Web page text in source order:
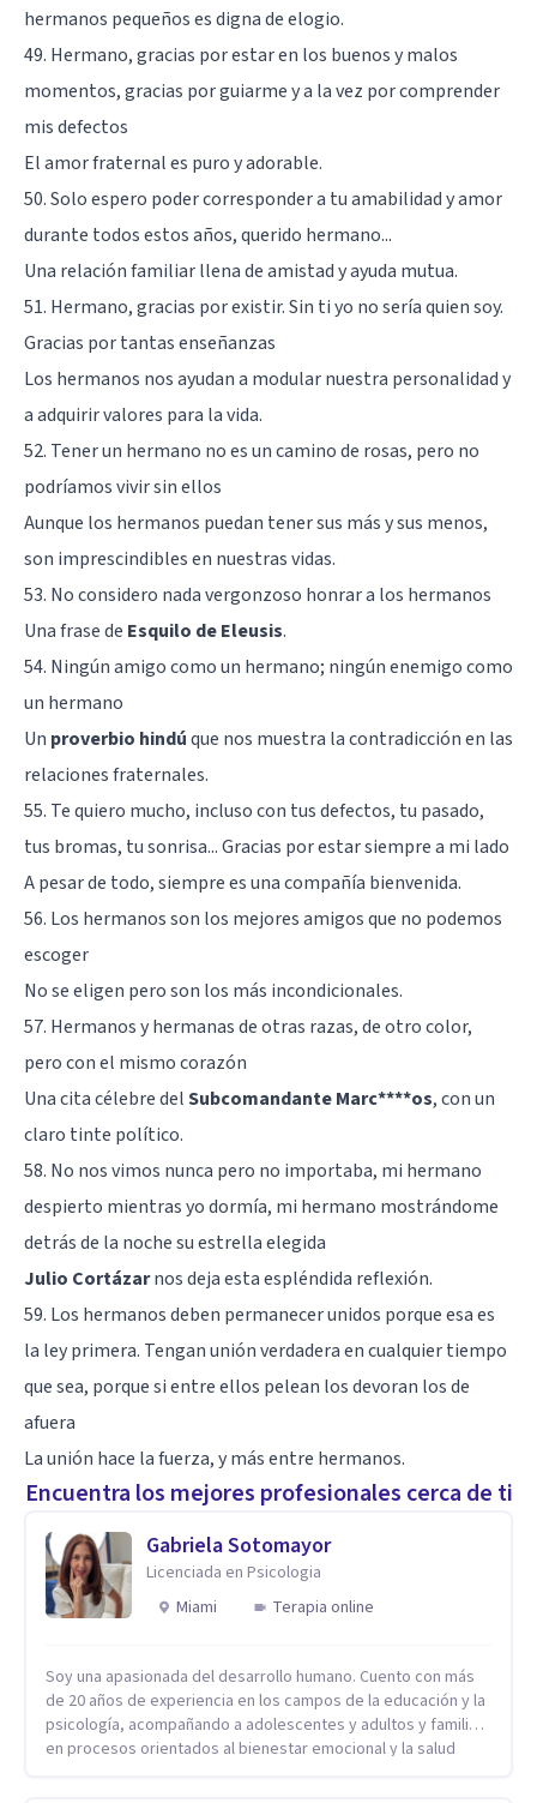
hermanos pequeños es digna de elogio.
49. Hermano, gracias por estar en los buenos y malos
momentos, gracias por guiarme y a la vez por comprender
mis defectos
El amor fraternal es puro y adorable.
50. Solo espero poder corresponder a tu amabilidad y amor
durante todos estos años, querido hermano...
Una relación familiar llena de amistad y ayuda mutua.
51. Hermano, gracias por existir. Sin ti yo no sería quien soy.
Gracias por tantas enseñanzas
Los hermanos nos ayudan a modular nuestra personalidad y
a adquirir valores para la vida.
52. Tener un hermano no es un camino de rosas, pero no
podríamos vivir sin ellos
Aunque los hermanos puedan tener sus más y sus menos,
son imprescindibles en nuestras vidas.
53. No considero nada vergonzoso honrar a los hermanos
Una frase de Esquilo de Eleusis.
54. Ningún amigo como un hermano; ningún enemigo como
un hermano
Un proverbio hindúque nos muestra la contradicción en las
relaciones fraternales.
55. Te quiero mucho, incluso con tus defectos, tu pasado,
tus bromas, tu sonrisa... Gracias por estar siempre a mi lado
A pesar de todo, siempre es una compañía bienvenida.
56. Los hermanos son los mejores amigos que no podemos
escoger
No se eligen pero son los más incondicionales.
57. Hermanos y hermanas de otras razas, de otro color,
pero con el mismo corazón
Una cita célebre delSubcomandante Marc****os, con un
claro tinte político.
58. No nos vimos nunca pero no importaba, mi hermano
despierto mientras yo dormía, mi hermano mostrándome
detrás de la noche su estrella elegida
Julio Cortázarnos deja esta espléndida reflexión.
59. Los hermanos deben permanecer unidos porque esa es
la ley primera. Tengan unión verdadera en cualquier tiempo
que sea, porque si entre ellos pelean los devoran los de
afuera
La unión hace la fuerza, y más entre hermanos.
Encuentra los mejores profesionales cerca de ti
Gabriela Sotomayor
Licenciada en Psicologia
Miami
Terapia online
Soy una apasionada del desarrollo humano. Cuento con más
de 20 años de experiencia en los campos de la educación y la
psicología, acompañando a adolescentes y adultos y familias
en procesos orientados al bienestar emocional y la salud